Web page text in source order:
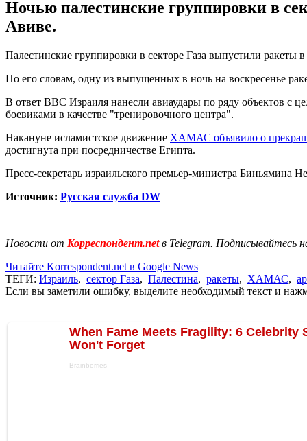
Ночью палестинские группировки в
Авиве.
Палестинские группировки в секторе Газа выпустили ракеты
По его словам, одну из выпущенных в ночь на воскресенье
В ответ ВВС Израиля нанесли авиаудары по ряду объектов с
боевиками в качестве "тренировочного центра".
Накануне исламистское движение ХАМАС объявило о
достигнута при посредничестве Египта.
Пресс-секретарь израильского премьер-министра Биньямина
Источник: Русская служба DW
Новости от Корреспондент.netв Telegram. Подписывайтесь
Читайте Korrespondent.net в Google News
ТЕГИ: Израиль, сектор Газа, Палестина, ракеты, ХАМАС,
Если вы заметили ошибку, выделите необходимый текст и